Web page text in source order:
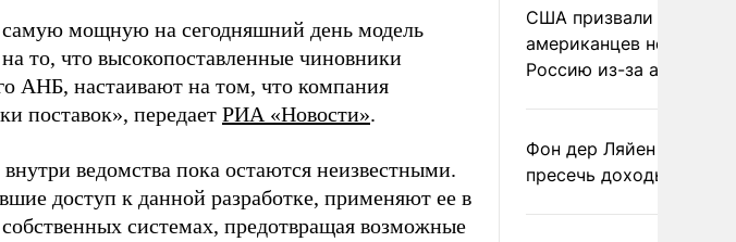
мощную на сегодняшний день модель
то, что высокопоставленные чиновники
АНБ, настаивают на том, что компания
поставок», передает РИА «Новости».
ведомства пока остаются неизвестными.
доступ к данной разработке, применяют ее в
системах, предотвращая возможные
США призвали
американцев не
Россию из-за атак ВСУ
Фон дер Ляйен
пресечь доходы России